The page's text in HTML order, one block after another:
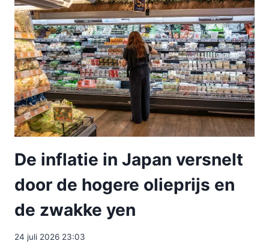
De inflatie in Japan versnelt
door de hogere olieprijs en
de zwakke yen
24 juli 2026 23:03